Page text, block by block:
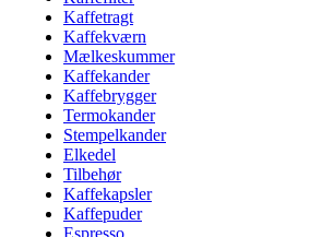
Kaffetragt
Kaffekværn
Mælkeskummer
Kaffekander
Kaffebrygger
Termokander
Stempelkander
Elkedel
Tilbehør
Kaffekapsler
Kaffepuder
Espresso